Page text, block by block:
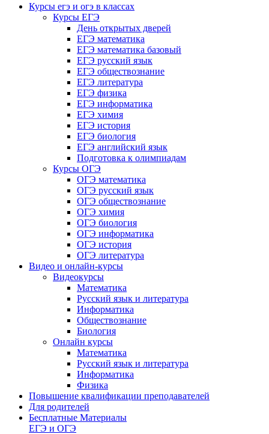
Курсы егэ и огэ в классах
Курсы ЕГЭ
День открытых дверей
ЕГЭ математика
ЕГЭ математика базовый
ЕГЭ русский язык
ЕГЭ обществознание
ЕГЭ литература
ЕГЭ физика
ЕГЭ информатика
ЕГЭ химия
ЕГЭ история
ЕГЭ биология
ЕГЭ английский язык
Подготовка к олимпиадам
Курсы ОГЭ
ОГЭ математика
ОГЭ русский язык
ОГЭ обществознание
ОГЭ химия
ОГЭ биология
ОГЭ информатика
ОГЭ история
ОГЭ литература
Видео и онлайн-курсы
Видеокурсы
Математика
Русский язык и литература
Информатика
Обществознание
Биология
Онлайн курсы
Математика
Русский язык и литература
Информатика
Физика
Повышение квалификации преподавателей
Для родителей
Бесплатные Материалы
ЕГЭ и ОГЭ